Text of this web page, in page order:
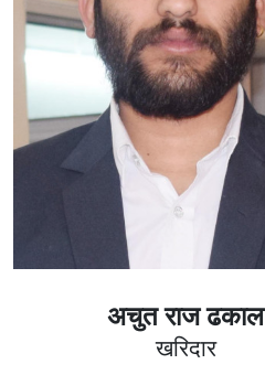
अचुत राज ढकाल
खरिदार